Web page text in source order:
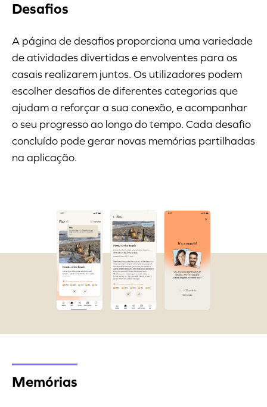
Desafios
A página de desafios proporciona uma variedade
de atividades divertidas e envolventes para os
casais realizarem juntos. Os utilizadores podem
escolher desafios de diferentes categorias que
ajudam a reforçar a sua conexão, e acompanhar
o seu progresso ao longo do tempo. Cada desafio
concluído pode gerar novas memórias partilhadas
na aplicação.
Memórias